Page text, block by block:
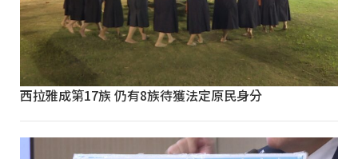
西拉雅成第17族 仍有8族待獲法定原民身分